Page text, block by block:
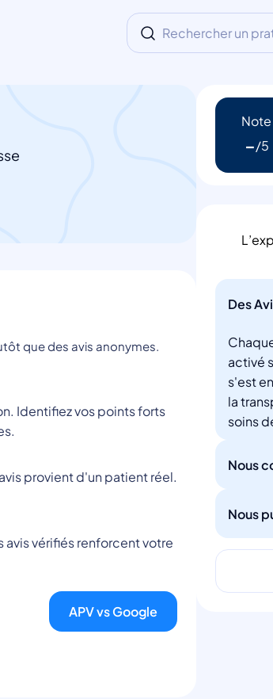
Rechercher un
que des avis anonymes.
Identifiez vos points forts
provient d'un patient réel.
vérifiés renforcent votre
APV vs Google
Note
-
Des
activé
s'est
la
soins
Nous
Nous